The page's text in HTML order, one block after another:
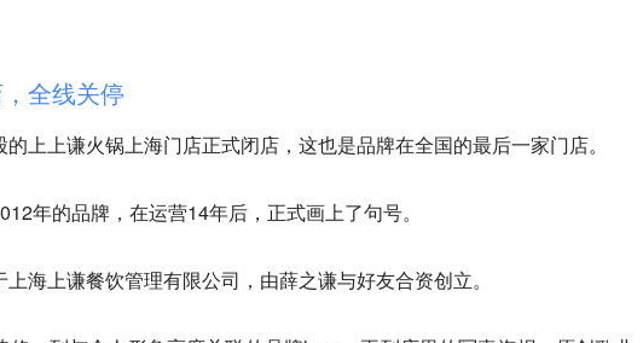
全线关停
上上谦火锅上海门店正式闭店，这也是品牌在全国的最后一家门店。
年的品牌，在运营14年后，正式画上了句号。
海上谦餐饮管理有限公司，由薛之谦与好友合资创立。